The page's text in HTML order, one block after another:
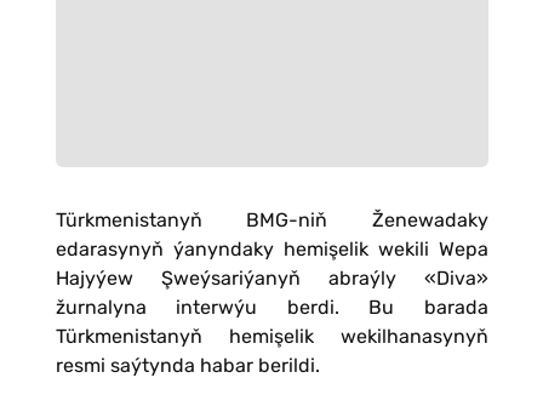
Türkmenistanyň BMG-niň Ženewadaky
edarasynyň ýanyndaky hemişelik wekili Wepa
Hajyýew Şweýsariýanyň abraýly «Diva»
žurnalyna interwýu berdi. Bu barada
Türkmenistanyň hemişelik wekilhanasynyň
resmi saýtynda habar berildi.